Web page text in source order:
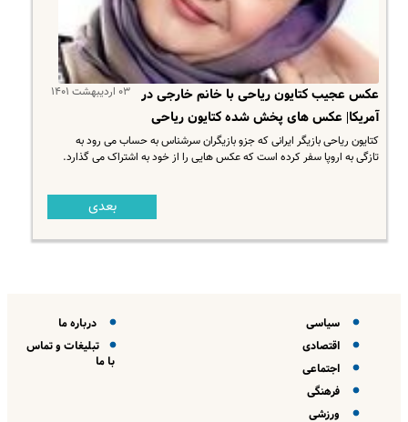
۰۳ اردیبهشت ۱۴۰۱
عکس عجیب کتایون ریاحی با خانم خارجی در
آمریکا| عکس های پخش شده کتایون ریاحی
کتایون ریاحی بازیگر ایرانی که جزو بازیگران سرشناس به حساب می رود به
تازگی به اروپا سفر کرده است که عکس هایی را از خود به اشتراک می گذارد.
بعدی
سیاسی
اقتصادی
اجتماعی
فرهنگی
ورزشی
درباره ما
تبلیغات و تماس
با ما